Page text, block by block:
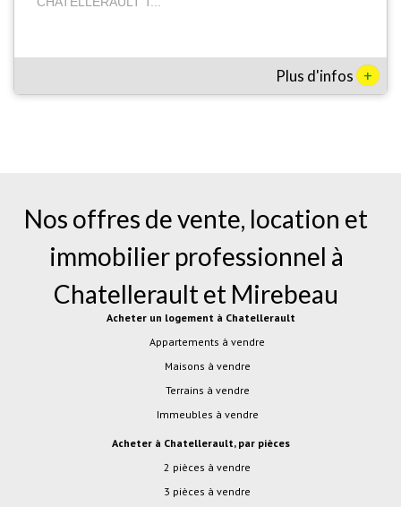
Plus d'infos +
Nos offres de vente, location et
immobilier professionnel à
Chatellerault et Mirebeau
Acheter un logement à Chatellerault
Appartements à vendre
Maisons à vendre
Terrains à vendre
Immeubles à vendre
Acheter à Chatellerault, par pièces
2 pièces à vendre
3 pièces à vendre